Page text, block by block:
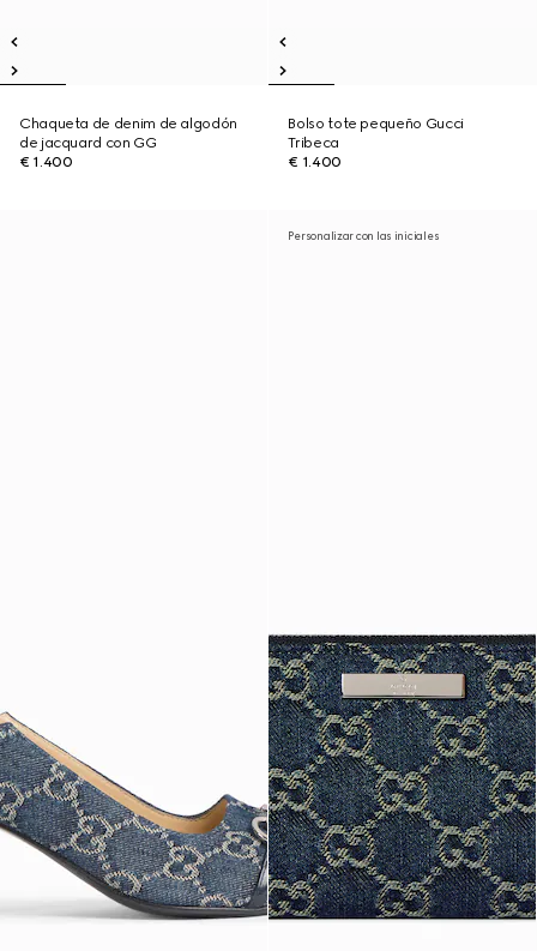
Chaqueta de denim de algodón
de jacquard con GG
€ 1.400
Bolso tote pequeño Gucci
Tribeca
€ 1.400
Personalizar con las iniciales